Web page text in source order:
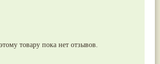
товару пока нет отзывов.